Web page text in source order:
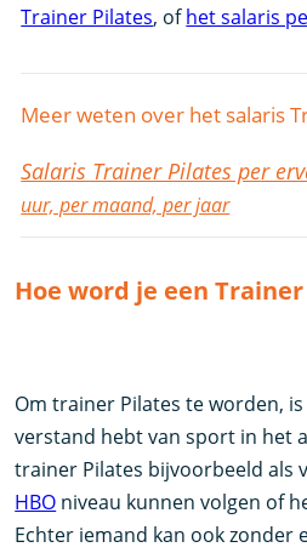
Trainer Pilates, ofhet salaris
Meer weten over het salaris
Salaris Trainer Pilates per
uur, per maand, per jaar
Hoe word je een
Om trainer Pilates te worden,
verstand hebt van sport in het
trainer Pilates bijvoorbeeld als
HBO niveau kunnen volgen of
Echter iemand kan ook zonder